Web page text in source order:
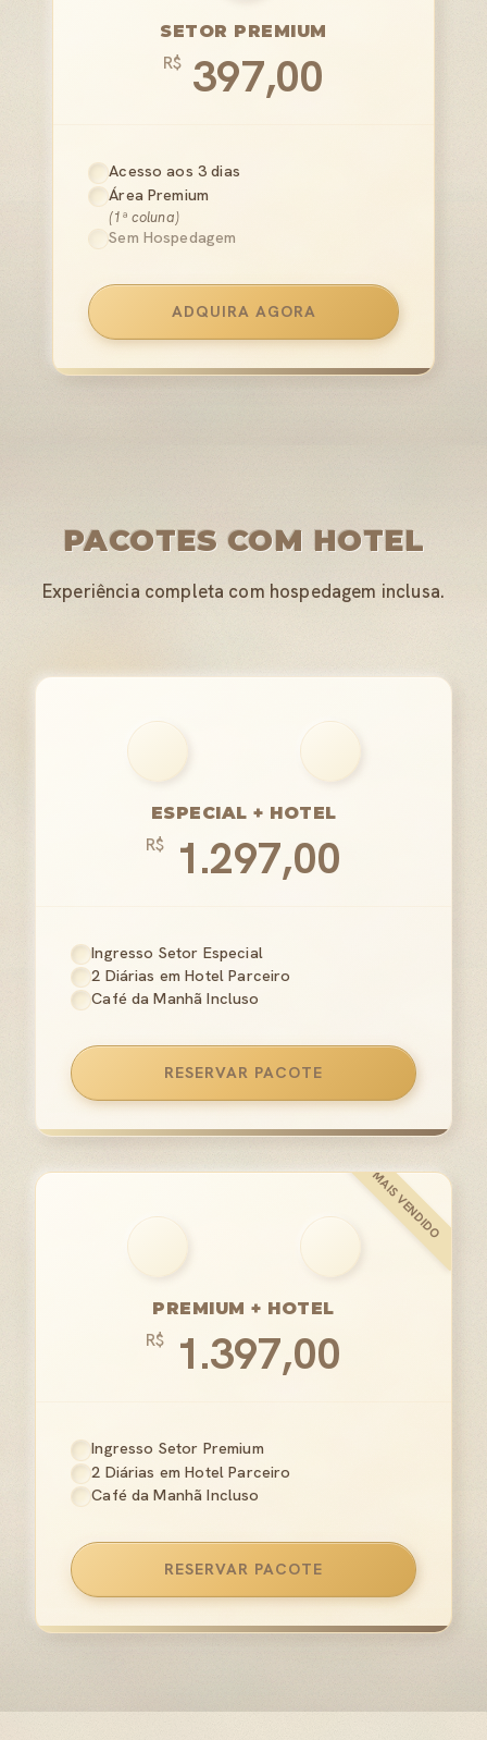
SETOR PREMIUM
R$ 397,00
Acesso aos 3 dias
Área Premium
(1ª coluna)
Sem Hospedagem
ADQUIRA AGORA
PACOTES COM HOTEL
Experiência completa com hospedagem inclusa.
ESPECIAL + HOTEL
R$ 1.297,00
Ingresso Setor Especial
2 Diárias em Hotel Parceiro
Café da Manhã Incluso
RESERVAR PACOTE
PREMIUM + HOTEL
R$ 1.397,00
Ingresso Setor Premium
2 Diárias em Hotel Parceiro
Café da Manhã Incluso
RESERVAR PACOTE